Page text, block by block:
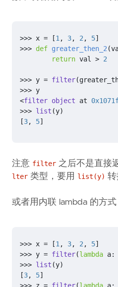
>>> x = [1, 3, 2, 5]
>>> def greater_then_2(
return val > 2
>>> y = filter(
>>> y
<filter object at
>>> list (y)
[3, 5]
注意 filter 之后不是直接
lter 类型，要用 list(y) 转
或者用内联 lambda 的方式
>>> x = [1 , 3, 2 , 5]
>>> y = filter(lambda a:
>>> list (y)
[3, 5]
>>> z = filter(lambda a: